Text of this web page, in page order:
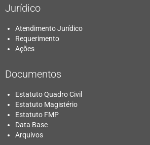
Jurídico
Atendimento Jurídico
Requerimento
Ações
Documentos
Estatuto Quadro Civil
Estatuto Magistério
Estatuto FMP
Data Base
Arquivos